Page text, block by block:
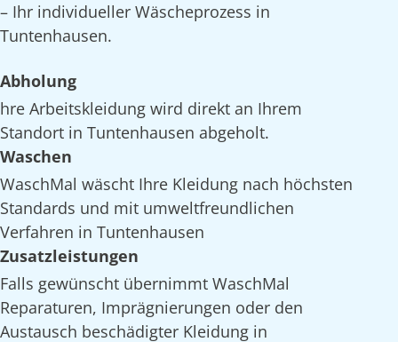
– Ihr individueller Wäscheprozess in
Tuntenhausen.
Abholung
hre Arbeitskleidung wird direkt an Ihrem
Standort in Tuntenhausen abgeholt.
Waschen
WaschMal wäscht Ihre Kleidung nach höchsten
Standards und mit umweltfreundlichen
Verfahren in Tuntenhausen
Zusatzleistungen
Falls gewünscht übernimmt WaschMal
Reparaturen, Imprägnierungen oder den
Austausch beschädigter Kleidung in